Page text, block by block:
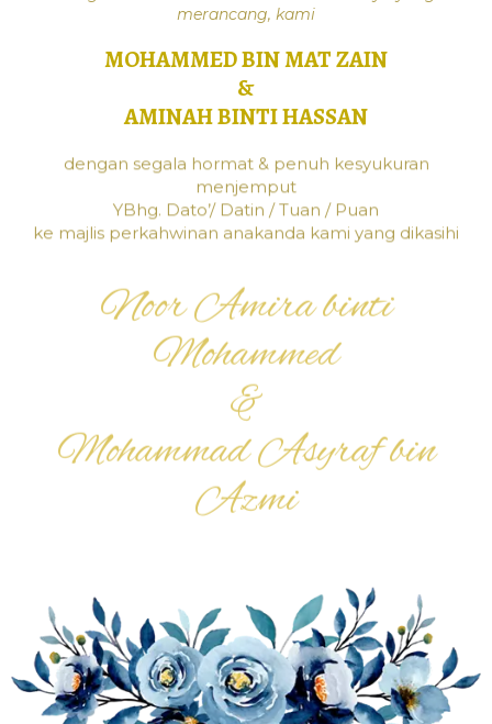
merancang, kami
MOHAMMED BIN MAT ZAIN
&
AMINAH BINTI HASSAN
dengan segala hormat & penuh kesyukuran
menjemput
YBhg. Dato’/ Datin / Tuan / Puan
ke majlis perkahwinan anakanda kami yang dikasihi
Noor Amira binti
Mohammed
&
Mohammad Asyraf bin
Azmi